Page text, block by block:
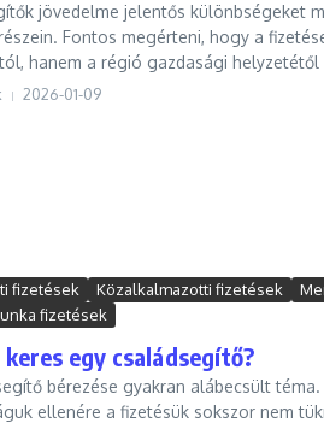
jövedelme jelentős különbségeket
Fontos megérteni, hogy a
hanem a régió gazdasági helyzetétől
2026-01-09
fizetések Közalkalmazotti fizetések
fizetések
egy családsegítő?
bérezése gyakran alábecsült téma.
ellenére a fizetésük sokszor nem